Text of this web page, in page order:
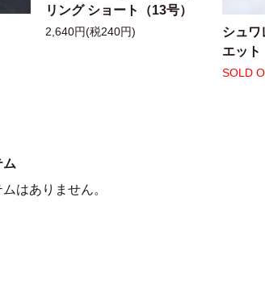
リング ショート（13号）
2,640円(税240円)
シュワ
エット
SOLD
ム
はありません。